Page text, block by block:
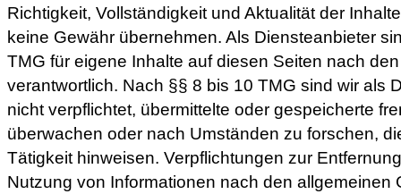
Richtigkeit, Vollständigkeit und Aktualität der
keine Gewähr übernehmen. Als Diensteanbieter
TMG für eigene Inhalte auf diesen Seiten nach
verantwortlich. Nach §§ 8 bis 10 TMG sind wir als
nicht verpflichtet, übermittelte oder gespeicherte
überwachen oder nach Umständen zu forschen,
Tätigkeit hinweisen. Verpflichtungen zur
Nutzung von Informationen nach den allgemeinen